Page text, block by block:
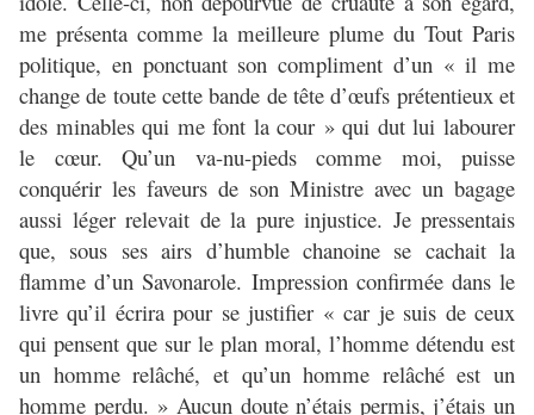
me présenta comme la meilleure plume du Tout Paris
politique, en ponctuant son compliment d’un « il me
change de toute cette bande de tête d’œufs prétentieux et
des minables qui me font la cour » qui dut lui labourer
le cœur. Qu’un va-nu-pieds comme moi, puisse
conquérir les faveurs de son Ministre avec un bagage
aussi léger relevait de la pure injustice. Je pressentais
que, sous ses airs d’humble chanoine se cachait la
flamme d’un Savonarole. Impression confirmée dans le
livre qu’il écrira pour se justifier « car je suis de ceux
qui pensent que sur le plan moral, l’homme détendu est
un homme relâché, et qu’un homme relâché est un
homme perdu. » Aucun doute n’étais permis, j’étais un